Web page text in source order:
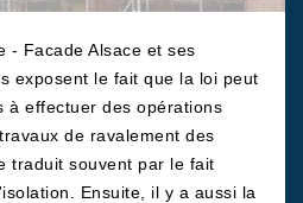
- Facade Alsace et ses
exposent le fait que la loi peut
à effectuer des opérations
de ravalement des
traduit souvent par le fait
Ensuite, il y a aussi la